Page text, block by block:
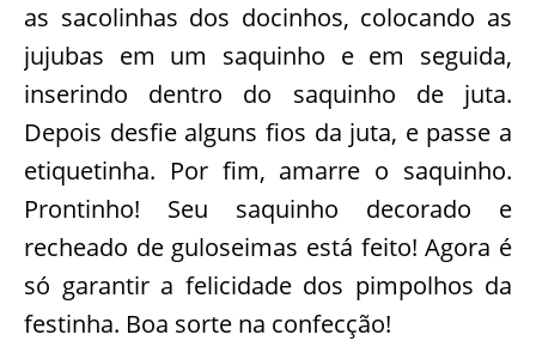
as sacolinhas dos docinhos, colocando as
jujubas em um saquinho e em seguida,
inserindo dentro do saquinho de juta.
Depois desfie alguns fios da juta, e passe a
etiquetinha. Por fim, amarre o saquinho.
Prontinho! Seu saquinho decorado e
recheado de guloseimas está feito! Agora é
só garantir a felicidade dos pimpolhos da
festinha. Boa sorte na confecção!